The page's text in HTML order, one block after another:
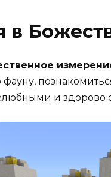
в
и здорово